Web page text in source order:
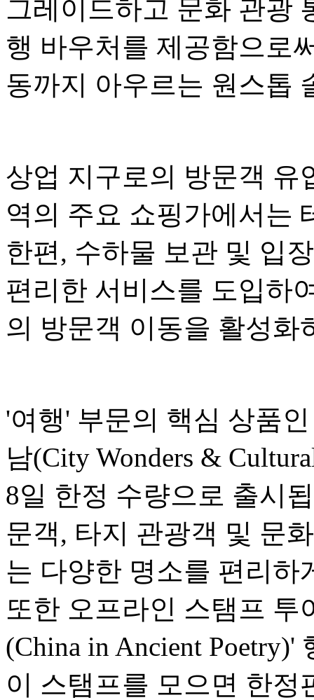
그레이드하고 문화 관광
행 바우처를 제공함으로
동까지 아우르는 원스톱
상업 지구로의 방문객 유
역의 주요 쇼핑가에서는
한편, 수하물 보관 및 입
편리한 서비스를 도입하
의 방문객 이동을 활성화
'여행' 부문의 핵심 상품
남(City Wonders &
8일 한정 수량으로 출시
문객, 타지 관광객 및 문
는 다양한 명소를 편리하
또한 오프라인 스탬프
(China in Ancient
이 스탬프를 모으면 한정